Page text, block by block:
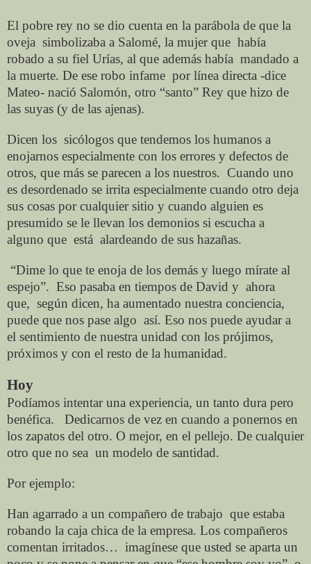
El pobre rey no se dio cuenta en la parábola de que la
oveja simbolizaba a Salomé, la mujer que había
robado a su fiel Urías, al que además había mandado a
la muerte. De ese robo infame por línea directa -dice
Mateo- nació Salomón, otro “santo” Rey que hizo de
las suyas (y de las ajenas).
Dicen los sicólogos que tendemos los humanos a
enojarnos especialmente con los errores y defectos de
otros, que más se parecen a los nuestros. Cuando uno
es desordenado se irrita especialmente cuando otro deja
sus cosas por cualquier sitio y cuando alguien es
presumido se le llevan los demonios si escucha a
alguno que está alardeando de sus hazañas.
“Dime lo que te enoja de los demás y luego mírate al
espejo”. Eso pasaba en tiempos de David y ahora
que, según dicen, ha aumentado nuestra conciencia,
puede que nos pase algo así. Eso nos puede ayudar a
el sentimiento de nuestra unidad con los prójimos,
próximos y con el resto de la humanidad.
Hoy
Podíamos intentar una experiencia, un tanto dura pero
benéfica.
Dedicarnos de vez en cuando a ponernos en
los zapatos del otro. O mejor, en el pellejo. De cualquier
otro que no sea un modelo de santidad.
Por ejemplo:
Han agarrado a un compañero de trabajo que estaba
robando la caja chica de la empresa. Los compañeros
comentan irritados… imagínese que usted se aparta un